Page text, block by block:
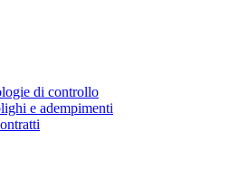
di controllo
e adempimenti